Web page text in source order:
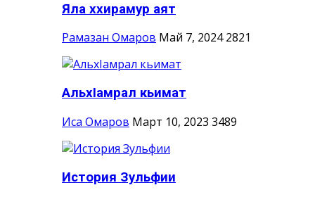
Яла ххирамур аят
Рамазан Омаров Май 7, 2024 2821
АльхIамрал кьимат
Иса Омаров Март 10, 2023 3489
История Зульфии